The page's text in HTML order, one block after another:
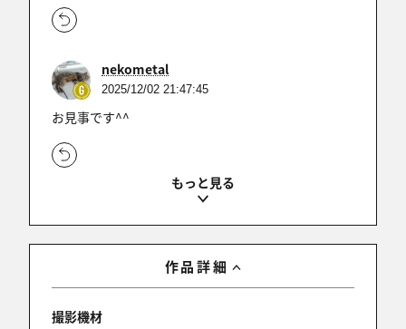
nekometal
2025/12/02 21:47:45
お見事です^^
2025/12/02 20:49:00
作品詳細
撮影機材